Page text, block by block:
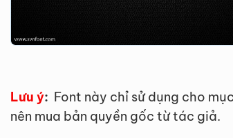
Lưu ý: Font này chỉ sử dụng cho
nên mua bản quyền gốc từ tác giả.